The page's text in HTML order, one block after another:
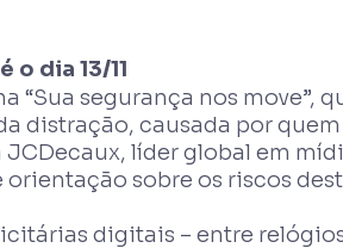
o dia 13/11
“Sua segurança nos move”,
distração, causada por
líder global em
orientação sobre os riscos
digitais – entre